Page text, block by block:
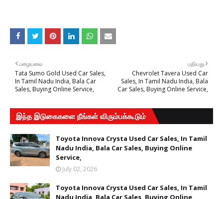
புதியது
Chevrolet Tavera Used Car
Sales, In Tamil Nadu India, Bala
Car Sales, Buying Online Service,
பழையவை
Tata Sumo Gold Used Car Sales,
In Tamil Nadu India, Bala Car
Sales, Buying Online Service,
இந்த இடுகைகளை நீங்கள் விரும்பக்கூடும்
Toyota Innova Crysta Used Car Sales, In Tamil
Nadu India, Bala Car Sales, Buying Online
Service,
July 02, 2026
Toyota Innova Crysta Used Car Sales, In Tamil
Nadu India, Bala Car Sales, Buying Online